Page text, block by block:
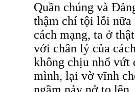
Quần chúng và
thậm chí tội lỗi nữa
cách mạng, ta ở
với chân lý của
không chịu nhổ vứt
mình, lại vờ vĩnh